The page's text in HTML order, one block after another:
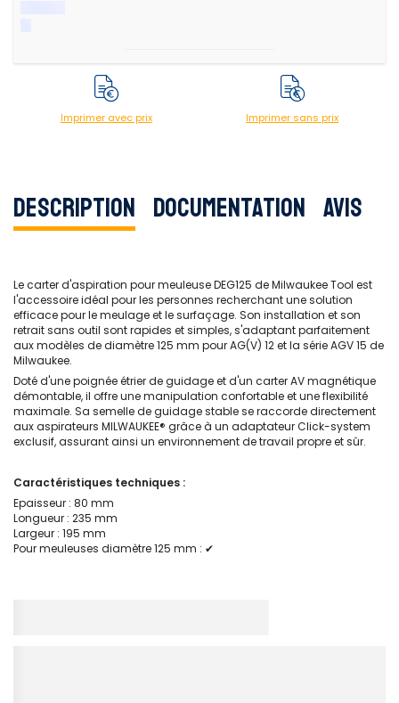
Imprimer avec prix Imprimer sans prix
Description Documentation Avis
Le carter d'aspiration pour meuleuse DEG125 de Milwaukee Tool est
l'accessoire idéal pour les personnes recherchant une solution
efficace pour le meulage et le surfaçage. Son installation et son
retrait sans outil sont rapides et simples, s'adaptant parfaitement
aux modèles de diamètre 125 mm pour AG(V) 12 et la série AGV 15 de
Milwaukee.
Doté d'une poignée étrier de guidage et d'un carter AV magnétique
démontable, il offre une manipulation confortable et une flexibilité
maximale. Sa semelle de guidage stable se raccorde directement
aux aspirateurs MILWAUKEE® grâce à un adaptateur Click-system
exclusif, assurant ainsi un environnement de travail propre et sûr.
Caractéristiques techniques :
Epaisseur : 80 mm
Longueur : 235 mm
Largeur : 195 mm
Pour meuleuses diamètre 125 mm : ✔